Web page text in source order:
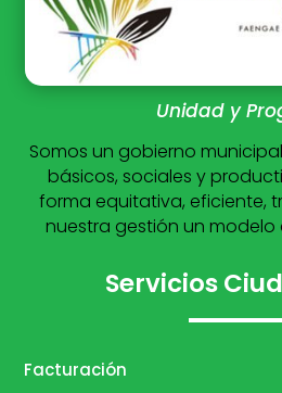
Unidad y
Somos un gobierno
básicos, sociales y
forma equitativa, eficiente,
nuestra gestión un modelo
Servicios
Facturación